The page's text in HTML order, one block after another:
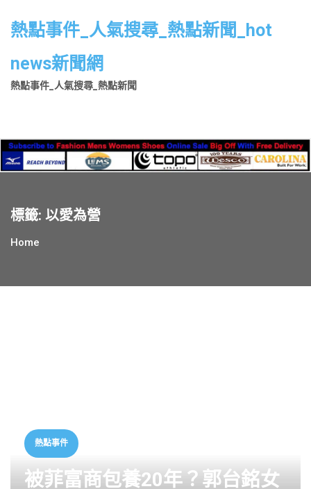
熱點事件_人氣搜尋_熱點新聞_hot
news新聞網
熱點事件_人氣搜尋_熱點新聞
標籤: 以愛為營
Home
熱點事件
被菲富商包養20年？郭台銘女